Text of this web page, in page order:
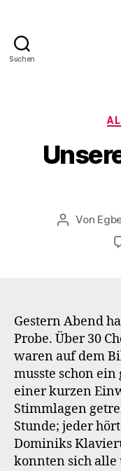
Suchen
Von
Gestern Abend
Probe. Über 30
waren auf dem
musste schon
einer kurzen
Stimmlagen
Stunde; jeder
Dominiks
konnten sich